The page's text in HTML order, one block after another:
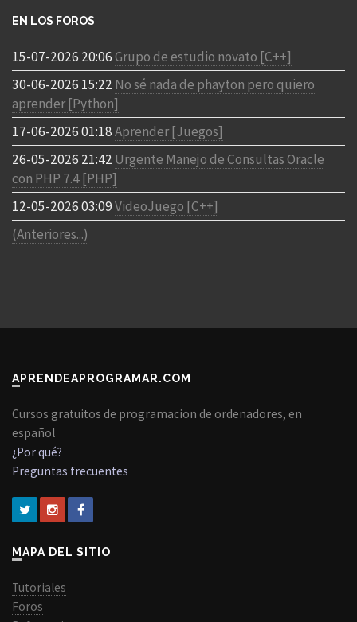
EN LOS FOROS
15-07-2026 20:06Grupo de estudio novato [C++]
30-06-2026 15:22 No sé nada de phayton pero quiero
aprender [Python]
17-06-2026 01:18Aprender [Juegos]
26-05-2026 21:42 Urgente Manejo de Consultas Oracle
con PHP 7.4 [PHP]
12-05-2026 03:09VideoJuego [C++]
(Anteriores...)
APRENDEAPROGRAMAR.COM
Cursos gratuitos de programacion de ordenadores, en
español
¿Por qué?
Preguntas frecuentes
MAPA DEL SITIO
Tutoriales
Foros